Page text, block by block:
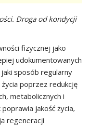
Droga od kondycji
fizycznej jako
udokumentowanych
sposób regularny
życia poprzez redukcję
metabolicznych i
jakość życia,
regeneracji